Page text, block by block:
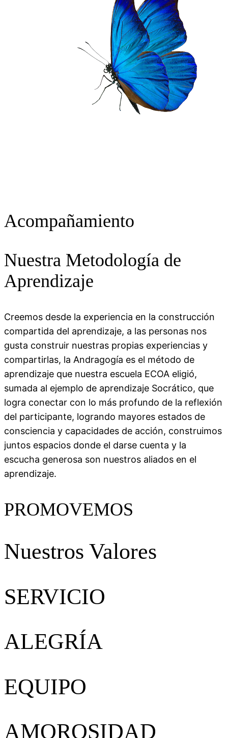
Acompañamiento
Nuestra Metodología de
Aprendizaje
Creemos desde la experiencia en la construcción
compartida del aprendizaje, a las personas nos
gusta construir nuestras propias experiencias y
compartirlas, la Andragogía es el método de
aprendizaje que nuestra escuela ECOA eligió,
sumada al ejemplo de aprendizaje Socrático, que
logra conectar con lo más profundo de la reflexión
del participante, logrando mayores estados de
consciencia y capacidades de acción, construimos
juntos espacios donde el darse cuenta y la
escucha generosa son nuestros aliados en el
aprendizaje.
PROMOVEMOS
Nuestros Valores
SERVICIO
ALEGRÍA
EQUIPO
AMOROSIDAD